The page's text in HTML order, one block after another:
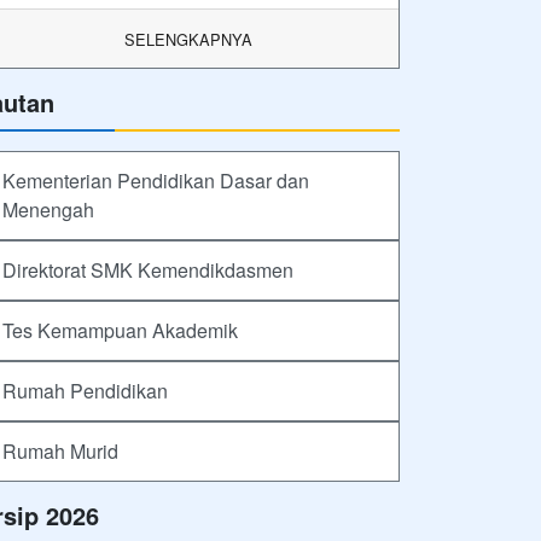
SELENGKAPNYA
Kementerian Pendidikan Dasar dan
Menengah
Direktorat SMK Kemendikdasmen
Tes Kemampuan Akademik
Rumah Pendidikan
Rumah Murid
2026